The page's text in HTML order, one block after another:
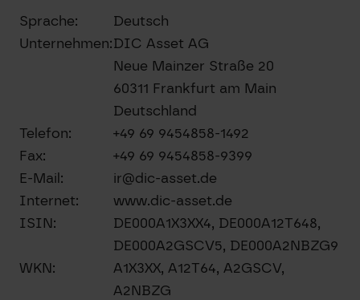
Sprache:
Deutsch
Unternehmen:DIC Asset AG
Neue Mainzer Straße 20
60311 Frankfurt am Main
Deutschland
Telefon:
+49 69 9454858-1492
Fax:
+49 69 9454858-9399
E-Mail:
ir@dic-asset.de
Internet:
www.dic-asset.de
ISIN:
DE000A1X3XX4, DE000A12T648,
DE000A2GSCV5, DE000A2NBZG9
WKN:
A1X3XX, A12T64, A2GSCV,
A2NBZG